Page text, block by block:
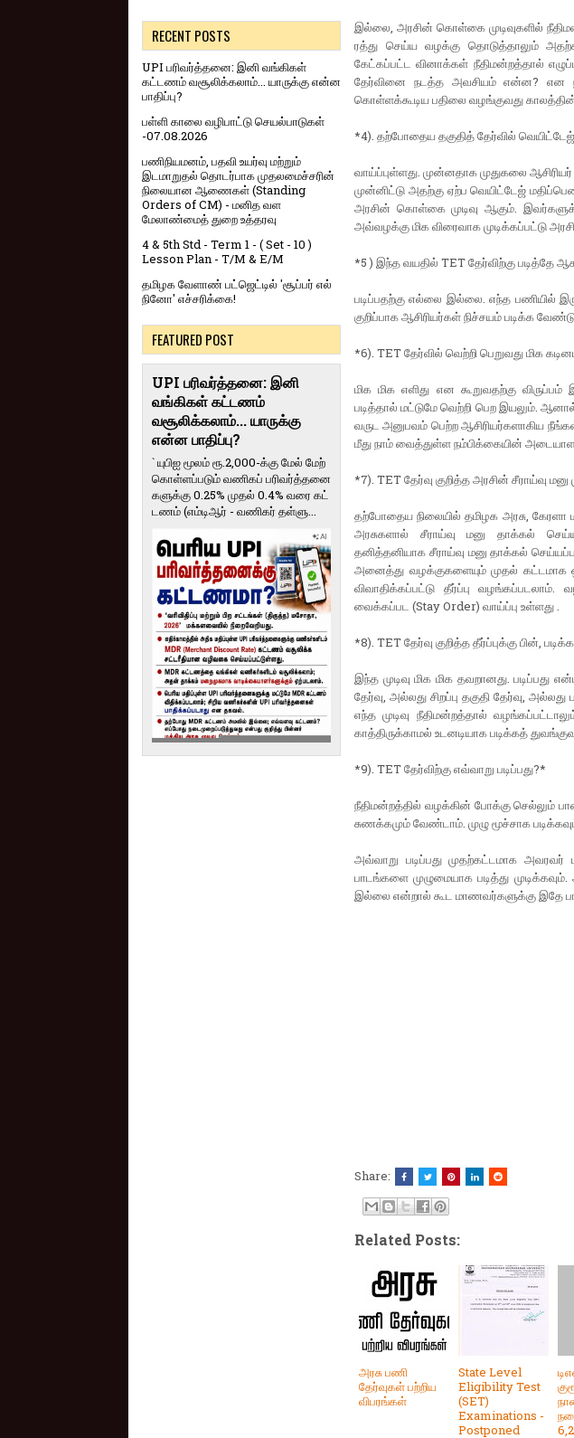
இல்லை, அரசின் கொள்கை முடிவுகளில்
ரத்து செய்ய வழக்கு தொடுத்தாலும்
கேட்கப்பட்ட வினாக்கள் நீதிமன்றத்தால்
தேர்வினை நடத்த அவசியம் என்ன? என
கொள்ளக்கூடிய பதிலை வழங்குவது
*4). தற்போதைய தகுதித் தேர்வில்
வாய்ப்புள்ளது. முன்னதாக முதுகலை
முன்னிட்டு அதற்கு ஏற்ப வெயிட்டேஜ்
அரசின் கொள்கை முடிவு ஆகும்.
அவ்வழக்கு மிக விரைவாக முடிக்கப்பட்டு
*5 ) இந்த வயதில் TET தேர்விற்கு படித்தே
படிப்பதற்கு எல்லை இல்லை. எந்த பணியில்
குறிப்பாக ஆசிரியர்கள் நிச்சயம் படிக்க
*6). TET தேர்வில் வெற்றி பெறுவது மிக
மிக மிக எளிது என கூறுவதற்கு
படித்தால் மட்டுமே வெற்றி பெற இயலும்.
வருட அனுபவம் பெற்ற ஆசிரியர்களாகிய
மீது நாம் வைத்துள்ள நம்பிக்கையின்
*7). TET தேர்வு குறித்த அரசின் சீராய்வு மனு
தற்போதைய நிலையில் தமிழக அரசு, கேரளா
அரசுகளால் சீராய்வு மனு தாக்கல்
தனித்தனியாக சீராய்வு மனு தாக்கல்
அனைத்து வழக்குகளையும் முதல் கட்டமாக
விவாதிக்கப்பட்டு தீர்ப்பு வழங்கப்படலாம்.
வைக்கப்பட (Stay Order) வாய்ப்பு உள்ளது .
*8). TET தேர்வு குறித்த தீர்ப்புக்கு பின்,
இந்த முடிவு மிக மிக தவறானது. படிப்பது
தேர்வு, அல்லது சிறப்பு தகுதி தேர்வு,
எந்த முடிவு நீதிமன்றத்தால்
காத்திருக்காமல் உடனடியாக படிக்கத்
*9). TET தேர்விற்கு எவ்வாறு படிப்பது?*
நீதிமன்றத்தில் வழக்கின் போக்கு செல்லும்
சுணக்கமும் வேண்டாம். முழு மூச்சாக
அவ்வாறு படிப்பது முதற்கட்டமாக
பாடங்களை முழுமையாக படித்து
இல்லை என்றால் கூட மாணவர்களுக்கு இதே
Share:
Related Posts:
அரசு பணி
தேர்வுகள் பற்றிய
விபரங்கள்
State Level
Eligibility Test
(SET)
Examinations -
Postponed
RECENT POSTS
UPI பரிவர்த்தனை: இனி வங்கிகள்
கட்டணம் வசூலிக்கலாம்... யாருக்கு என்ன
பாதிப்பு?
பள்ளி காலை வழிபாட்டு செயல்பாடுகள்
-07.08.2026
பணிநியமனம், பதவி உயர்வு மற்றும்
இடமாறுதல் தொடர்பாக முதலமைச்சரின்
நிலையான ஆணைகள் (Standing
Orders of CM) - மனித வள
மேலாண்மைத் துறை உத்தரவு
4 & 5th Std - Term 1 - ( Set - 10 )
Lesson Plan - T/M & E/M
தமிழக வேளாண் பட்ஜெட்டில் 'சூப்பர் எல்
நினோ' எச்சரிக்கை!
FEATURED POST
UPI பரிவர்த்தனை: இனி
வங்கிகள் கட்டணம்
வசூலிக்கலாம்... யாருக்கு
என்ன பாதிப்பு?
` யுபிஐ மூலம் ரூ.2,000-க்கு மேல் மேற்​
கொள்​ளப்​படும் வணி​கப் பரிவர்த்​தனை​
களுக்கு 0.25% முதல் 0.4% வரை கட்​
ட​ணம் (எம்​டிஆர் - வணி​கர் தள்​ளு...